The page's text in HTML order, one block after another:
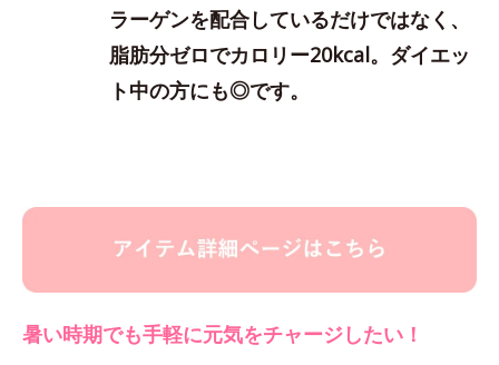
ラーゲンを配合しているだけではなく、
脂肪分ゼロでカロリー20kcal。ダイエッ
ト中の方にも◎です。
暑い時期でも手軽に元気をチャージしたい！